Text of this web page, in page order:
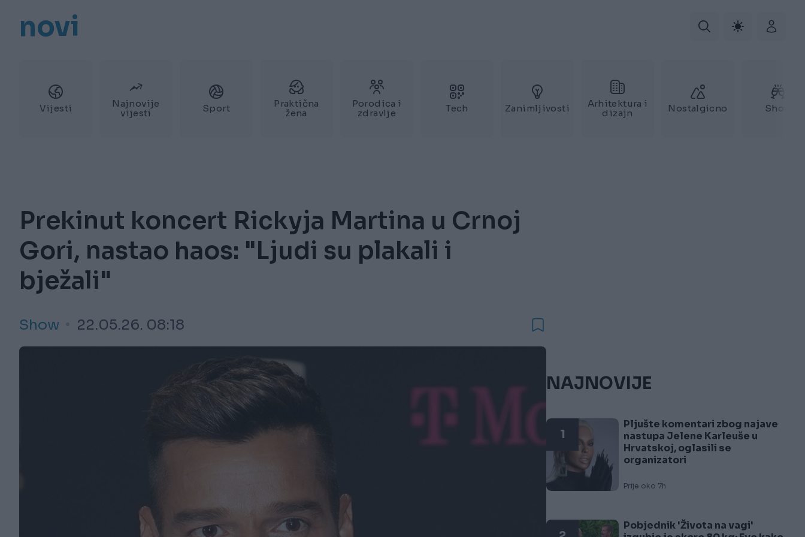
novi
Vijesti
Najnovije
vijesti
Sport
Praktična
žena
Porodica i
zdravlje
Tech Zanimljivosti
Arhitektura i
dizajn
Nostalgicno Show
Prekinut koncert Rickyja Martina u Crnoj
Gori, nastao haos: "Ljudi su plakali i
bježali"
Show 22.05.26. 08:18
NAJNOVIJE
1
Pljušte komentari zbog najave
nastupa Jelene Karleuše u
Hrvatskoj, oglasili se
organizatori
Prije oko 7h
Pobjednik 'Života na vagi'